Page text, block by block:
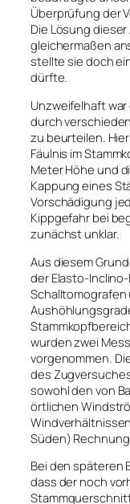
Überprüfung der
Die Lösung
gleichermaßen
stellte sie doch
dürfte.
Unzweifelhaft
durch
zu beurteilen.
Fäulnis im
Meter Höhe und
Kappung eines
Vorschädigung
Kippgefahr bei
zunächst unklar.
Aus diesem
der Elasto-
wurden zwei
vorgenommen.
des
sowohl den von
örtlichen
Süden)
Bei den späteren
dass der noch